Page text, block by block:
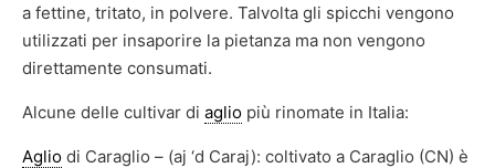
a fettine, tritato, in polvere. Talvolta gli spicchi vengono
utilizzati per insaporire la pietanza ma non vengono
direttamente consumati.
Alcune delle cultivar di aglio più rinomate in Italia:
Aglio di Caraglio – (aj ‘d Caraj): coltivato a Caraglio (CN) è